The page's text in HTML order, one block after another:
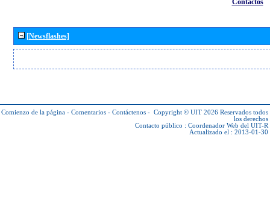
[Newsflashes]
Comienzo de la página - Comentarios - Contáctenos - Copyright © UIT 2026 Reservados todos
los derechos
Contacto público : Coordenador Web del UIT-R
Actualizado el : 2013-01-30